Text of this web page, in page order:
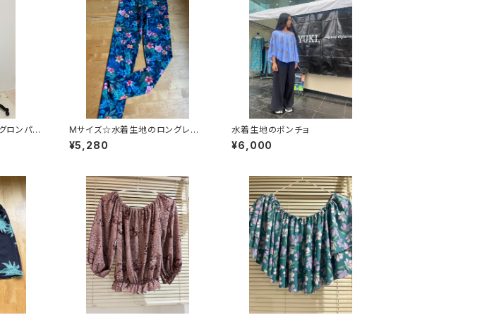
ロンパー
Mサイズ☆水着生地のロングレギ
ンス
¥5,280
水着生地のポンチョ
¥6,000